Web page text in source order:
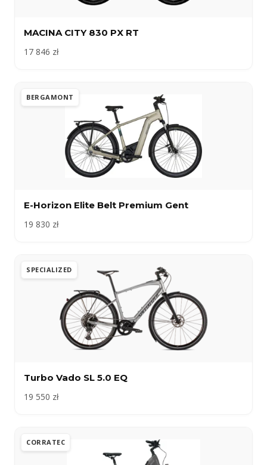
MACINA CITY 830 PX RT
17 846 zł
BERGAMONT
E-Horizon Elite Belt Premium Gent
19 830 zł
SPECIALIZED
Turbo Vado SL 5.0 EQ
19 550 zł
CORRATEC